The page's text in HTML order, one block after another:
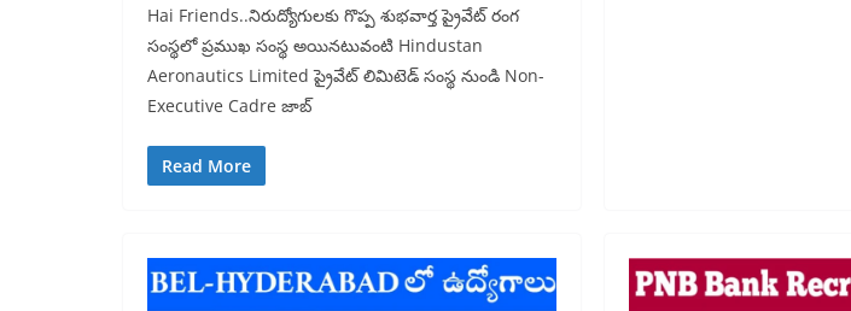
Hai Friends..నిరుద్యోగులకు గొప్ప శుభవార్త ప్రైవేట్ రంగ
సంస్థలో ప్రముఖ సంస్థ అయినటువంటి Hindustan
Aeronautics Limited ప్రైవేట్ లిమిటెడ్ సంస్థ నుండి Non-
Executive Cadre జాబ్
Read More